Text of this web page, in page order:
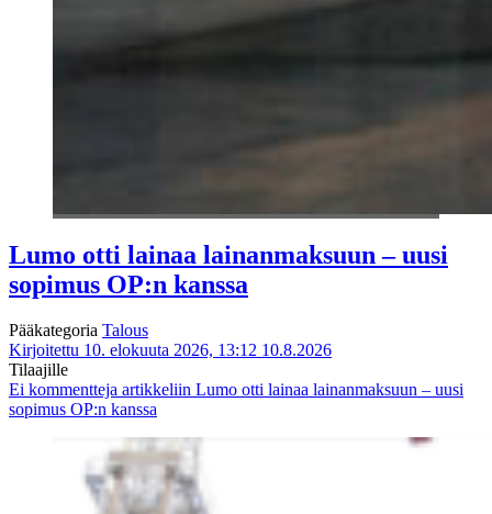
Lumo otti lainaa lainanmaksuun – uusi
sopimus OP:n kanssa
Pääkategoria Talous
Kirjoitettu 10. elokuuta 2026, 13:12 10.8.2026
Tilaajille
Ei kommentteja artikkeliin Lumo otti lainaa lainanmaksuun – uusi
sopimus OP:n kanssa